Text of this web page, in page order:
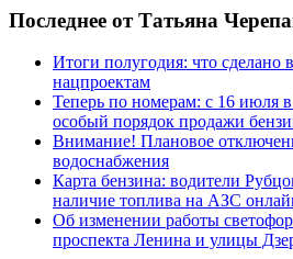
Последнее от Татьяна
Итоги полугодия: что сделано
нацпроектам
Теперь по номерам: с 16 июля
особый порядок продажи
Внимание! Плановое
водоснабжения
Карта бензина: водители
наличие топлива на АЗС
Об изменении работы
проспекта Ленина и улицы